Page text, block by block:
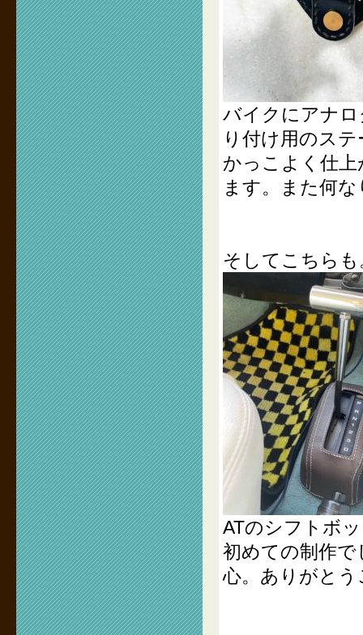
バイクにアナ
り付け用のス
かっこよく仕
ます。また何
そしてこちらも
ATのシフトボ
初めての制作
心。ありがと